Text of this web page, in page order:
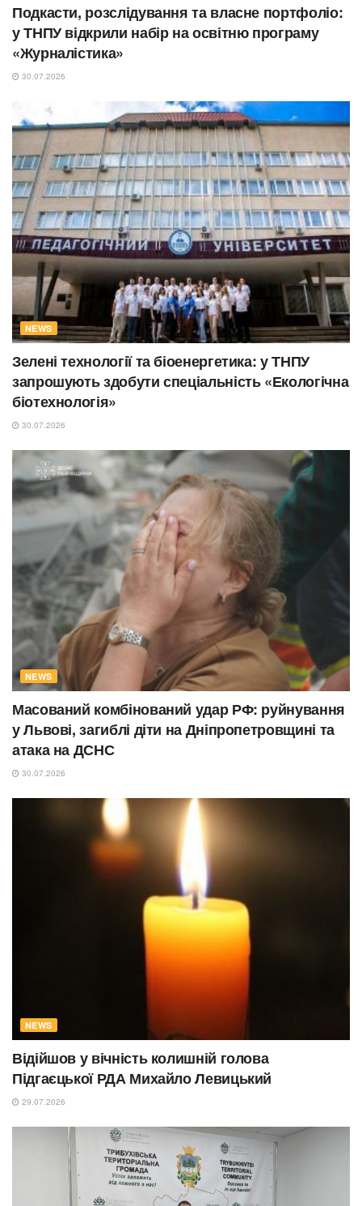
Подкасти, розслідування та власне портфоліо:
у ТНПУ відкрили набір на освітню програму
«Журналістика»
30.07.2026
NEWS
Зелені технології та біоенергетика: у ТНПУ
запрошують здобути спеціальність «Екологічна
біотехнологія»
30.07.2026
NEWS
Масований комбінований удар РФ: руйнування
у Львові, загиблі діти на Дніпропетровщині та
атака на ДСНС
30.07.2026
NEWS
Відійшов у вічність колишній голова
Підгаєцької РДА Михайло Левицький
29.07.2026